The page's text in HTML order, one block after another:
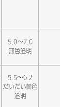
5.0～7.0
無色澄明
5.5～6.2
だいだい黄色
澄明